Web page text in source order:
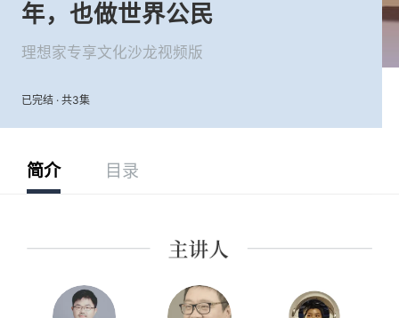
年，也做世界公民
理想家专享文化沙龙视频版
已完结 · 共3集
简介 目录